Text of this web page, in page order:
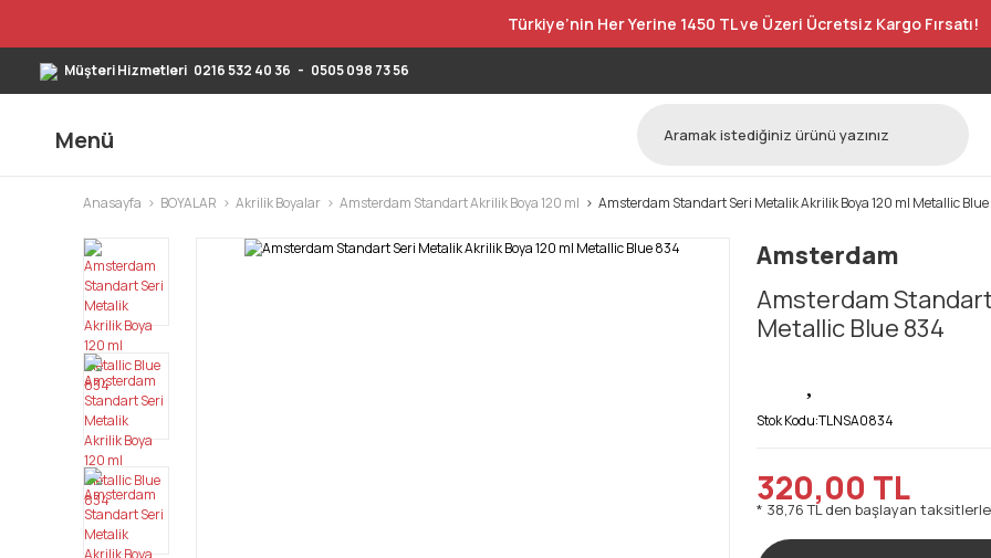
Türkiye’nin Her Yerine 1450 TL ve Üzeri Ücretsiz Kargo Fırsatı!
Müşteri Hizmetleri 0216 532 40 36 - 0505 098 73 56
Menü
Anasayfa BOYALAR Akrilik Boyalar Amsterdam Standart Akrilik Boya 120 ml Amsterdam Standart Seri Metalik Akrilik Boya 120 ml Metallic
Amsterdam
Amsterdam
Metallic Blue 834
Stok Kodu:TLNSA0834
320,00 TL
* 38,76 TL den başlayan